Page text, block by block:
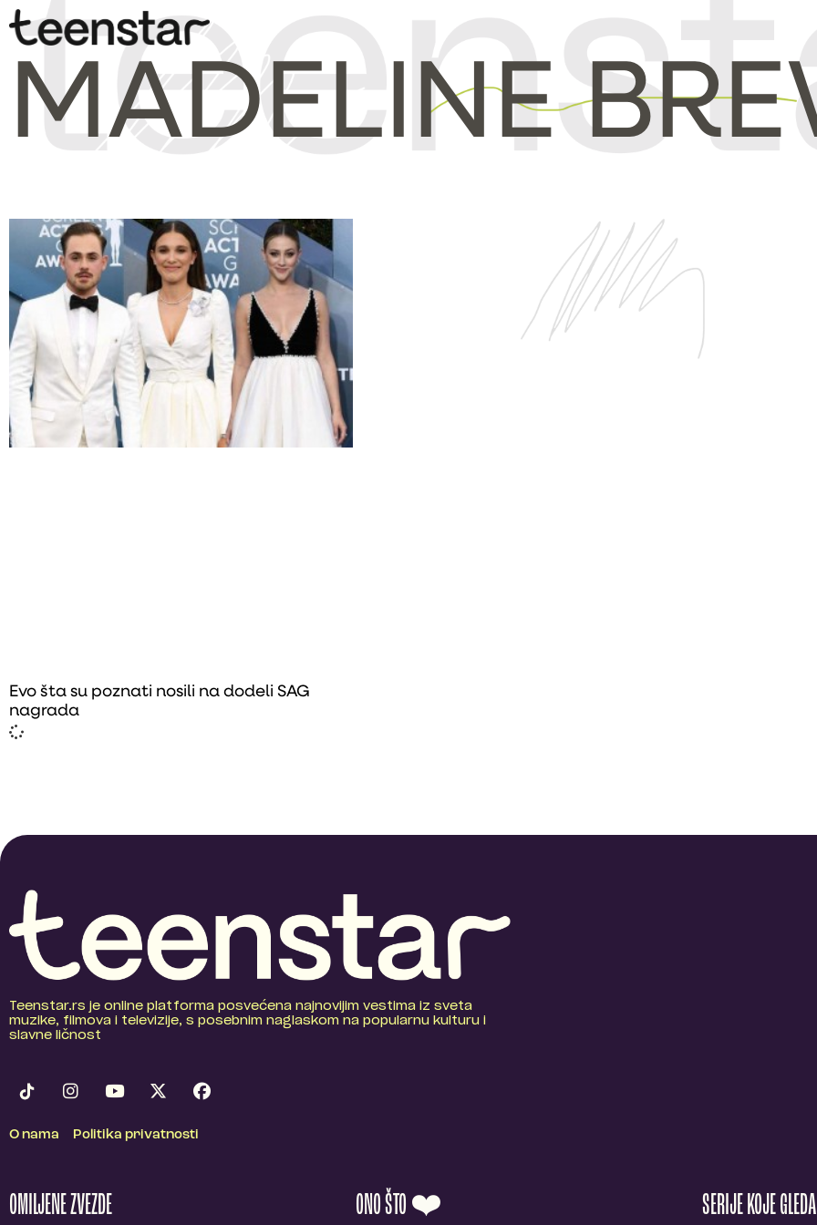
MADELINE
Evo šta su poznati nosili na dodeli SAG
nagrada
Teenstar.rs je online platforma posvećena najnovijim vestima iz sveta
muzike, filmova i televizije, s posebnim naglaskom na popularnu kulturu i
slavne ličnost
O nama Politika privatnosti
OMILJENE ZVEZDE ONO ŠTO ❤️ SERIJE KOJE